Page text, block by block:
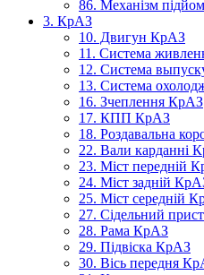
86. Механізм
3. КрАЗ
10. Двигун КрАЗ
11. Система
12. Система
13. Система
16. Зчеплення КрАЗ
17. КПП КрАЗ
18. Роздавальна
22. Вали карданні
23. Міст передній
24. Міст задній
25. Міст середній
27. Сідельний
28. Рама КрАЗ
29. Підвіска КрАЗ
30. Вісь передня